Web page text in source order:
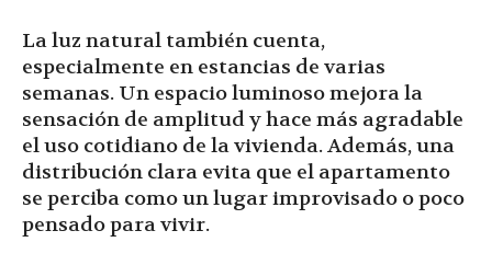
La luz natural también cuenta,
especialmente en estancias de varias
semanas. Un espacio luminoso mejora la
sensación de amplitud y hace más agradable
el uso cotidiano de la vivienda. Además, una
distribución clara evita que el apartamento
se perciba como un lugar improvisado o poco
pensado para vivir.